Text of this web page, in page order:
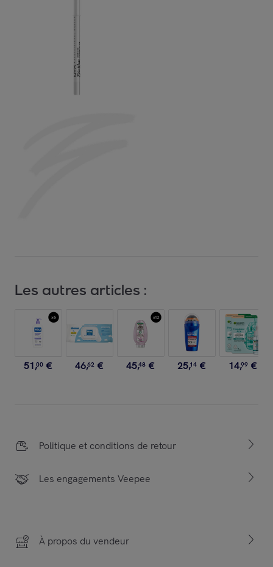
Les autres articles :
51,00 € 46,62 € 45,48 € 25,14 € 14,99 €
Politique et conditions de retour
Les engagements Veepee
À propos du vendeur